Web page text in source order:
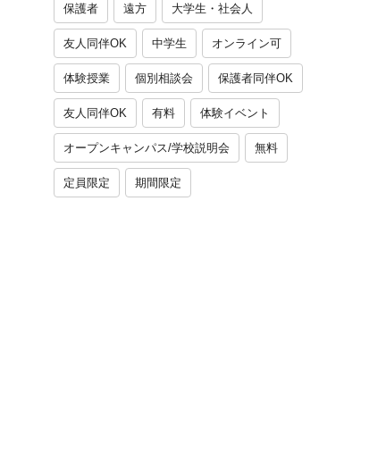
保護者 遠方 大学生・社会人
友人同伴OK 中学生 オンライン可
体験授業 個別相談会 保護者同伴OK
友人同伴OK 有料 体験イベント
オープンキャンパス/学校説明会 無料
定員限定 期間限定